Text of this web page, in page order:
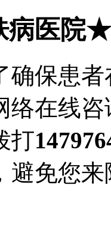
医院★
确保患
络在线
打
避免您